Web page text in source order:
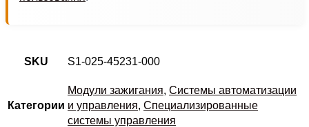
SKU S1-025-45231-000
Категории
Модули зажигания, Системы автоматизации
и управления, Специализированные
системы управления